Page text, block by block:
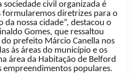
sociedade civil organizada é
diretrizes para o
da nossa cidade”, destacou o
Gomes, que ressaltou
prefeito Márcio Canella nos
às áreas do município e os
área da Habitação de Belford
empreendimentos populares.